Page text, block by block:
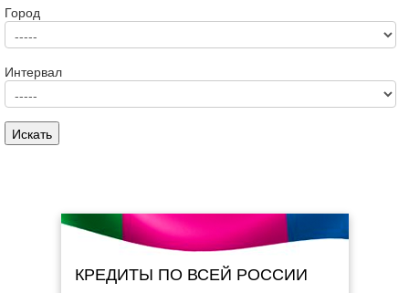
Город
Интервал
КРЕДИТЫ ПО ВСЕЙ РОССИИ